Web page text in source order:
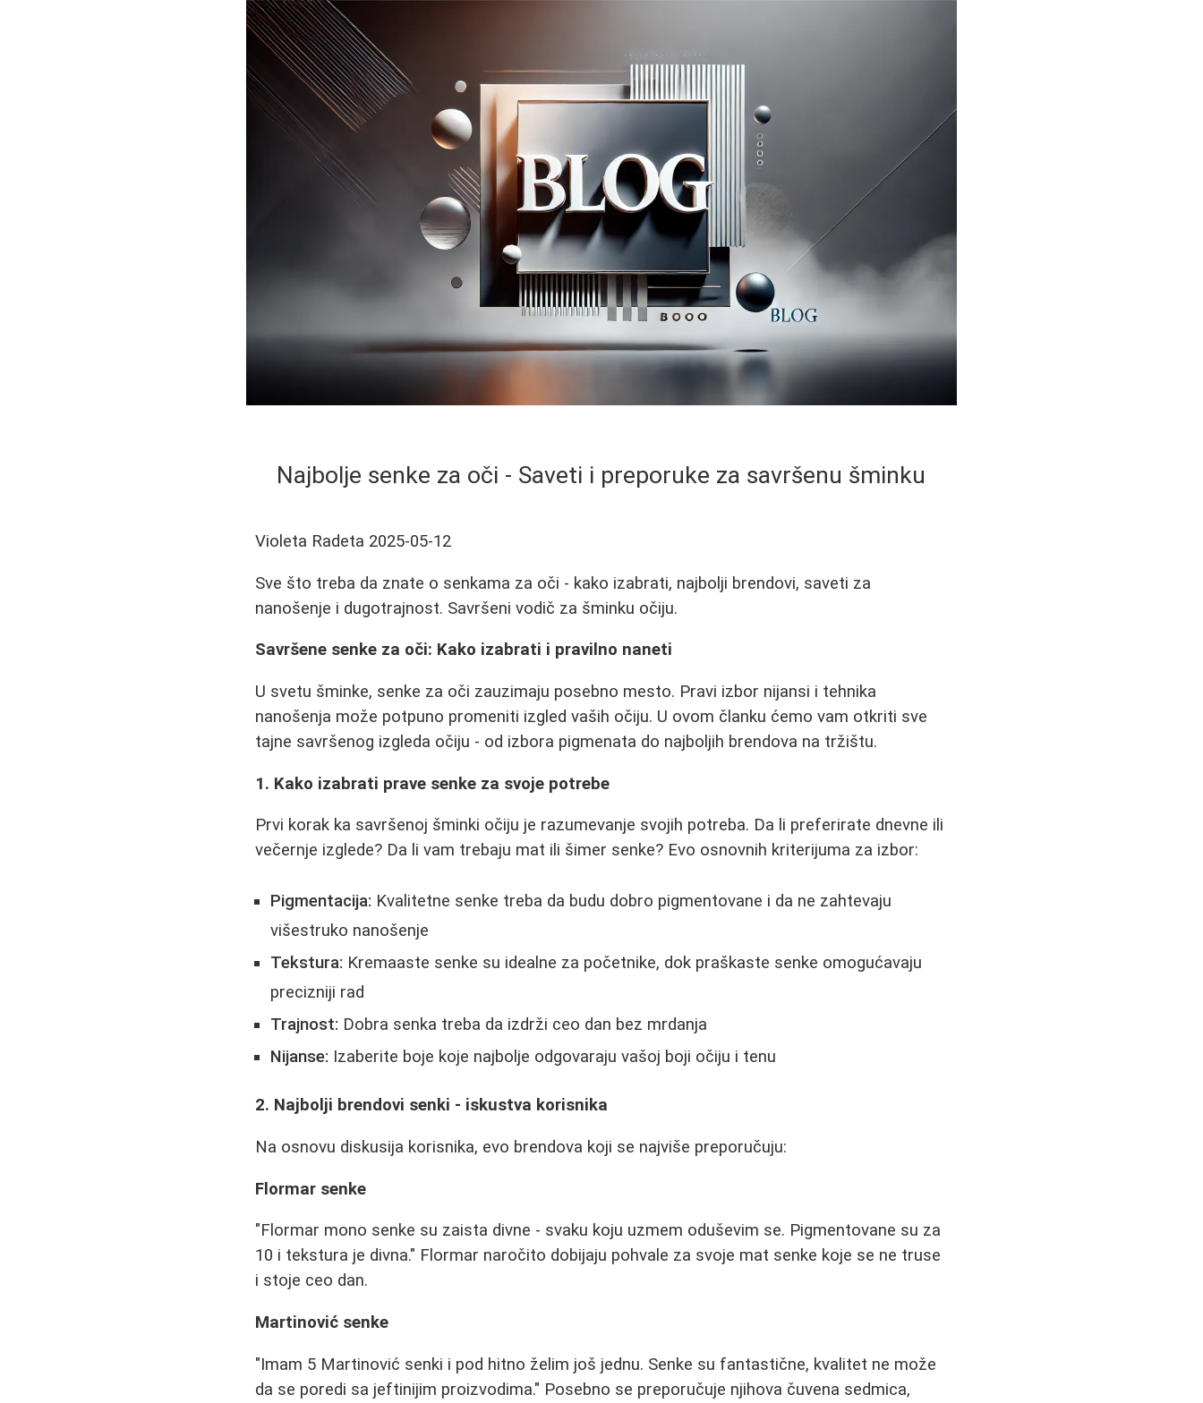
Najbolje senke za oči - Saveti i preporuke za savršenu šminku
Violeta Radeta 2025-05-12
Sve što treba da znate o senkama za oči - kako izabrati, najbolji brendovi, saveti za
nanošenje i dugotrajnost. Savršeni vodič za šminku očiju.
Savršene senke za oči: Kako izabrati i pravilno naneti
U svetu šminke, senke za oči zauzimaju posebno mesto. Pravi izbor nijansi i tehnika
nanošenja može potpuno promeniti izgled vaših očiju. U ovom članku ćemo vam otkriti sve
tajne savršenog izgleda očiju - od izbora pigmenata do najboljih brendova na tržištu.
1. Kako izabrati prave senke za svoje potrebe
Prvi korak ka savršenoj šminki očiju je razumevanje svojih potreba. Da li preferirate dnevne ili
večernje izglede? Da li vam trebaju mat ili šimer senke? Evo osnovnih kriterijuma za izbor:
Pigmentacija: Kvalitetne senke treba da budu dobro pigmentovane i da ne zahtevaju
višestruko nanošenje
Tekstura: Kremaaste senke su idealne za početnike, dok praškaste senke omogućavaju
precizniji rad
Trajnost: Dobra senka treba da izdrži ceo dan bez mrdanja
Nijanse: Izaberite boje koje najbolje odgovaraju vašoj boji očiju i tenu
2. Najbolji brendovi senki - iskustva korisnika
Na osnovu diskusija korisnika, evo brendova koji se najviše preporučuju:
Flormar senke
"Flormar mono senke su zaista divne - svaku koju uzmem oduševim se. Pigmentovane su za
10 i tekstura je divna." Flormar naročito dobijaju pohvale za svoje mat senke koje se ne truse
i stoje ceo dan.
Martinović senke
"Imam 5 Martinović senki i pod hitno želim još jednu. Senke su fantastične, kvalitet ne može
da se poredi sa jeftinijim proizvodima." Posebno se preporučuje njihova čuvena sedmica,